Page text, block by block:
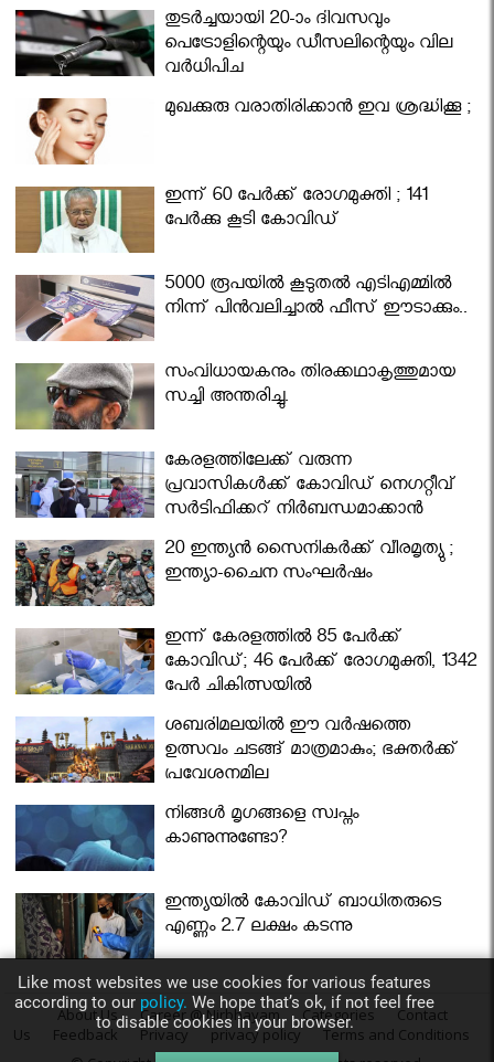
തുടർച്ചയായി 20-ാം ദിവസവും
പെട്രോളിന്റെയും ഡീസലിന്റെയും വില
വര്‍ധിപ്പിച്ചു
മുഖക്കുരു വരാതിരിക്കാന്‍ ഇവ ശ്രദ്ധിക്കൂ ;
ഇന്ന് 60 പേർക്ക് രോഗമുക്തി ; 141
പേര്‍ക്കു കൂടി കോവിഡ്
5000 രൂപയിൽ കൂടുതൽ എടിഎമ്മിൽ
നിന്ന് പിൻവലിച്ചാൽ ഫീസ് ഈടാക്കും..
സംവിധായകനും തിരക്കഥാകൃത്തുമായ
സച്ചി അന്തരിച്ചു.
കേരളത്തിലേക്ക് വരുന്ന
പ്രവാസികള്‍ക്ക് കോവിഡ് നെഗറ്റീവ്
സര്‍ട്ടിഫിക്കറ്റ് നിർബന്ധമാക്കാൻ
മന്ത്രിസഭ
20 ഇന്ത്യൻ സൈനികർക്ക് വീരമൃത്യു ;
ഇന്ത്യാ-ചൈന സംഘർഷം
ഇന്ന് കേരളത്തിൽ 85 പേർക്ക്
കോവിഡ്; 46 പേർക്ക് രോഗമുക്തി, 1342
പേർ ചികിത്സയിൽ
ശബരിമലയില്‍ ഈ വർഷത്തെ
ഉത്സവം ചടങ്ങ് മാത്രമാകും; ഭക്തർക്ക്
പ്രവേശനമില്ല
നിങ്ങള്‍ മൃഗങ്ങളെ സ്വപ്നം
കാണുന്നുണ്ടോ?
ഇന്ത്യയിൽ കോവിഡ് ബാധിതരുടെ
എണ്ണം 2.7 ലക്ഷം കടന്നു
About Us Career @ Nirbhayam Categories
Contact
Us
Feedback Privacy privacy policy
Terms and Conditions
Like most websites we use cookies for various features
according to our policy. We hope that’s ok, if not feel free
to disable cookies in your browser.